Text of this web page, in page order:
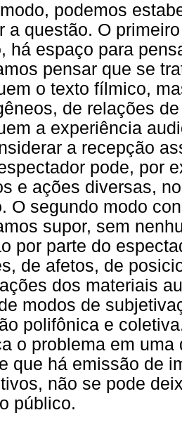
podemos
a questão. O
há espaço para
pensar que se
o texto fílmico,
de relações
a experiência
a recepção
pode, por
e ações diversas,
O segundo modo
supor, sem
por parte do
de afetos, de
dos materiais
modos de
polifônica e
o problema em
que há emissão de
não se pode
público.